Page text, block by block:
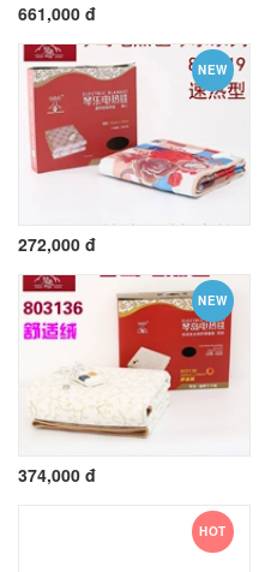
661,000 đ
NEW
272,000 đ
NEW
374,000 đ
HOT